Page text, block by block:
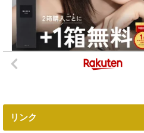
リンク